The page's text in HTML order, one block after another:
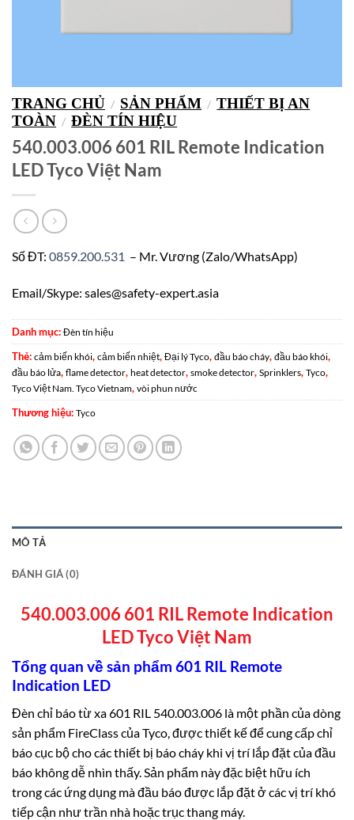
TRANG CHỦ / SẢN PHẨM / THIẾT BỊ AN
TOÀN / ĐÈN TÍN HIỆU
540.003.006 601 RIL Remote Indication
LED Tyco Việt Nam
Số ĐT: 0859.200.531 – Mr. Vương (Zalo/WhatsApp)
Email/Skype: sales@safety-expert.asia
Danh mục: Đèn tín hiệu
Thẻ: cảm biến khói, cảm biến nhiệt, Đại lý Tyco, đầu báo cháy, đầu báo khói,
đầu báo lửa, flame detector, heat detector, smoke detector, Sprinklers, Tyco,
Tyco Việt Nam. Tyco Vietnam, vòi phun nước
Thương hiệu: Tyco
MÔ TẢ
ĐÁNH GIÁ (0)
540.003.006 601 RIL Remote Indication
LED Tyco Việt Nam
Tổng quan về sản phẩm 601 RIL Remote
Indication LED
Đèn chỉ báo từ xa 601 RIL 540.003.006 là một phần của dòng
sản phẩm FireClass của Tyco, được thiết kế để cung cấp chỉ
báo cục bộ cho các thiết bị báo cháy khi vị trí lắp đặt của đầu
báo không dễ nhìn thấy. Sản phẩm này đặc biệt hữu ích
trong các ứng dụng mà đầu báo được lắp đặt ở các vị trí khó
tiếp cận như trần nhà hoặc trục thang máy.